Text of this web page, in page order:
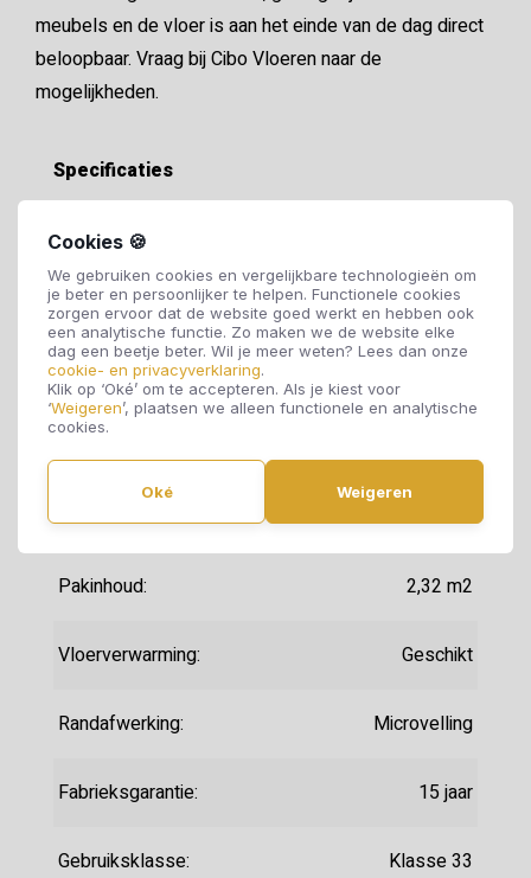
Cookies 🍪
We gebruiken cookies en vergelijkbare technologieën om
je beter en persoonlijker te helpen. Functionele cookies
zorgen ervoor dat de website goed werkt en hebben ook
een analytische functie. Zo maken we de website elke
dag een beetje beter. Wil je meer weten? Lees dan onze
cookie- en privacyverklaring.
Klik op ‘Oké’ om te accepteren. Als je kiest voor
‘Weigeren’, plaatsen we alleen functionele en analytische
cookies.
Oké Weigeren
meubels en de vloer is aan het einde van de dag direct
beloopbaar. Vraag bij Cibo Vloeren naar de
mogelijkheden.
Specificaties
Soort vloer:
Motief: Visgraat
Dikte:
Lengte: 762 mm
Pakinhoud: 2,32 m2
Vloerverwarming: Geschikt
Randafwerking: Microvelling
Fabrieksgarantie: 15 jaar
Gebruiksklasse: Klasse 33